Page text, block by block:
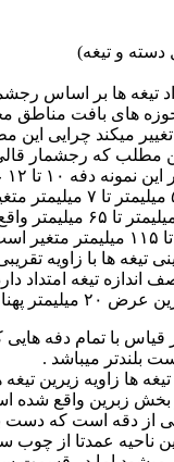
تیغه ها بر اساس
های بافت مناطق
میکند چرایی این
مطلب که رجشمار
تا ۱۲ عدد بیشتر نمیباشد .
فواصل بین تیغه ها ۵
تیغه در محدوده ۶۰
اندازه تیغه امتداد
قیاس با تمام دفه
بلندتر میباشد .
تیغه ها زاویه زیرین
بخش زبرین واقع شده
از دقه است که دست
ناحیه عمدتا از چوب